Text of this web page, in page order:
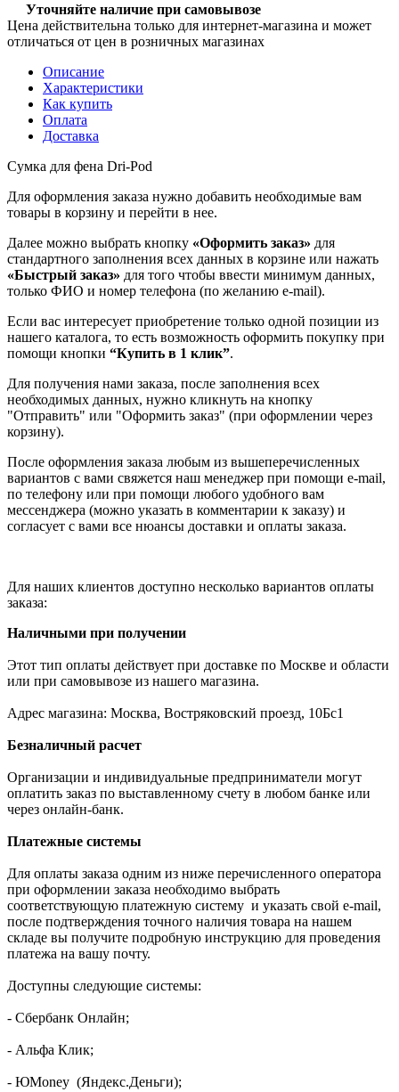
Уточняйте наличие при самовывозе
Цена действительна только для интернет-магазина и может
отличаться от цен в розничных магазинах
Описание
Характеристики
Как купить
Оплата
Доставка
Сумка для фена Dri-Pod
Для оформления заказа нужно добавить необходимые вам
товары в корзину и перейти в нее.
Далее можно выбрать кнопку «Оформить заказ» для
стандартного заполнения всех данных в корзине или нажать
«Быстрый заказ» для того чтобы ввести минимум данных,
только ФИО и номер телефона (по желанию e-mail).
Если вас интересует приобретение только одной позиции из
нашего каталога, то есть возможность оформить покупку при
помощи кнопки “Купить в 1 клик”.
Для получения нами заказа, после заполнения всех
необходимых данных, нужно кликнуть на кнопку
"Отправить" или "Оформить заказ" (при оформлении через
корзину).
После оформления заказа любым из вышеперечисленных
вариантов с вами свяжется наш менеджер при помощи e-mail,
по телефону или при помощи любого удобного вам
мессенджера (можно указать в комментарии к заказу) и
согласует с вами все нюансы доставки и оплаты заказа.
Для наших клиентов доступно несколько вариантов оплаты
заказа:
Наличными при получении
Этот тип оплаты действует при доставке по Москве и области
или при самовывозе из нашего магазина.
Адрес магазина: Москва, Востряковский проезд, 10Бс1
Безналичный расчет
Организации и индивидуальные предприниматели могут
оплатить заказ по выставленному счету в любом банке или
через онлайн-банк.
Платежные системы
Для оплаты заказа одним из ниже перечисленного оператора
при оформлении заказа необходимо выбрать
соответствующую платежную систему и указать свой e-mail,
после подтверждения точного наличия товара на нашем
складе вы получите подробную инструкцию для проведения
платежа на вашу почту.
Доступны следующие системы:
- Сбербанк Онлайн;
- Альфа Клик;
- ЮMoney (Яндекс.Деньги);